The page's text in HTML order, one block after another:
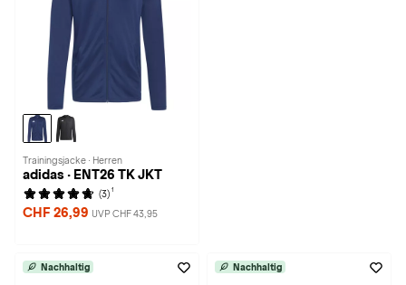
Trainingsjacke · Herren
adidas · ENT26 TK JKT
(3) 1
CHF 26,99 UVP CHF 43,95
Nachhaltig Nachhaltig